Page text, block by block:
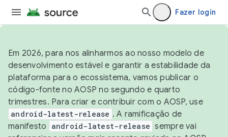
Fazer login
Em 2026, para nos alinharmos ao nosso modelo de
desenvolvimento estável e garantir a estabilidade da
plataforma para o ecossistema, vamos publicar o
código-fonte no AOSP no segundo e quarto
trimestres. Para criar e contribuir com o AOSP, use
android-latest-release . A ramificação de
manifesto
android-latest-release sempre vai